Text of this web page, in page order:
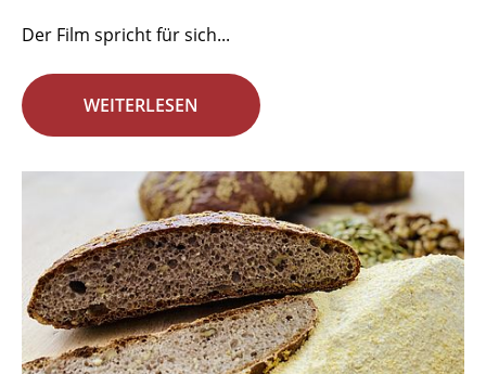
Der Film spricht für sich...
WEITERLESEN